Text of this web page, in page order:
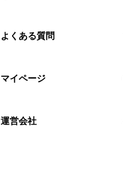
よくある質問
マイページ
運営会社